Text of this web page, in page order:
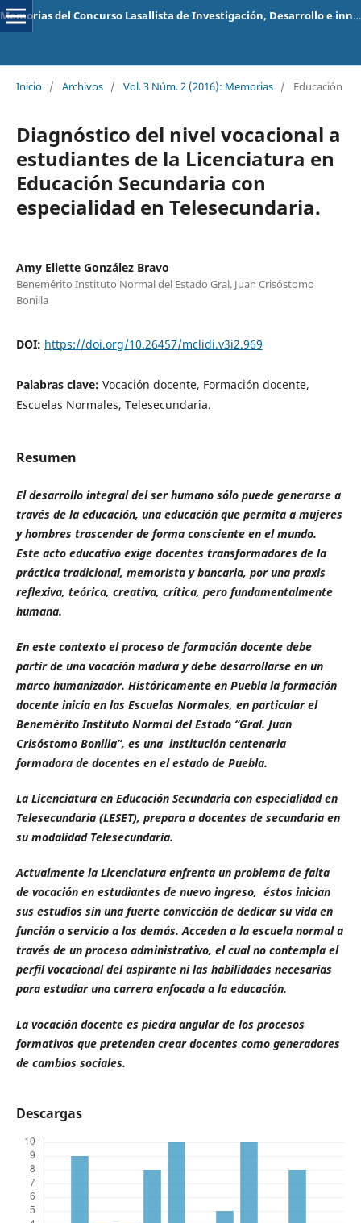
Memorias del Concurso Lasallista de Investigación, Desarrollo e innovación
Inicio / Archivos / Vol. 3 Núm. 2 (2016): Memorias / Educación
Diagnóstico del nivel vocacional a
estudiantes de la Licenciatura en
Educación Secundaria con
especialidad en Telesecundaria.
Amy Eliette González Bravo
Benemérito Instituto Normal del Estado Gral. Juan Crisóstomo
Bonilla
DOI: https://doi.org/10.26457/mclidi.v3i2.969
Palabras clave: Vocación docente, Formación docente,
Escuelas Normales, Telesecundaria.
Resumen
El desarrollo integral del ser humano sólo puede generarse a
través de la educación, una educación que permita a mujeres
y hombres trascender de forma consciente en el mundo.
Este acto educativo exige docentes transformadores de la
práctica tradicional, memorista y bancaria, por una praxis
reflexiva, teórica, creativa, crítica, pero fundamentalmente
humana.
En este contexto el proceso de formación docente debe
partir de una vocación madura y debe desarrollarse en un
marco humanizador. Históricamente en Puebla la formación
docente inicia en las Escuelas Normales, en particular el
Benemérito Instituto Normal del Estado “Gral. Juan
Crisóstomo Bonilla”, es una institución centenaria
formadora de docentes en el estado de Puebla.
La Licenciatura en Educación Secundaria con especialidad en
Telesecundaria (LESET), prepara a docentes de secundaria en
su modalidad Telesecundaria.
Actualmente la Licenciatura enfrenta un problema de falta
de vocación en estudiantes de nuevo ingreso, éstos inician
sus estudios sin una fuerte convicción de dedicar su vida en
función o servicio a los demás. Acceden a la escuela normal a
través de un proceso administrativo, el cual no contempla el
perfil vocacional del aspirante ni las habilidades necesarias
para estudiar una carrera enfocada a la educación.
La vocación docente es piedra angular de los procesos
formativos que pretenden crear docentes como generadores
de cambios sociales.
Descargas